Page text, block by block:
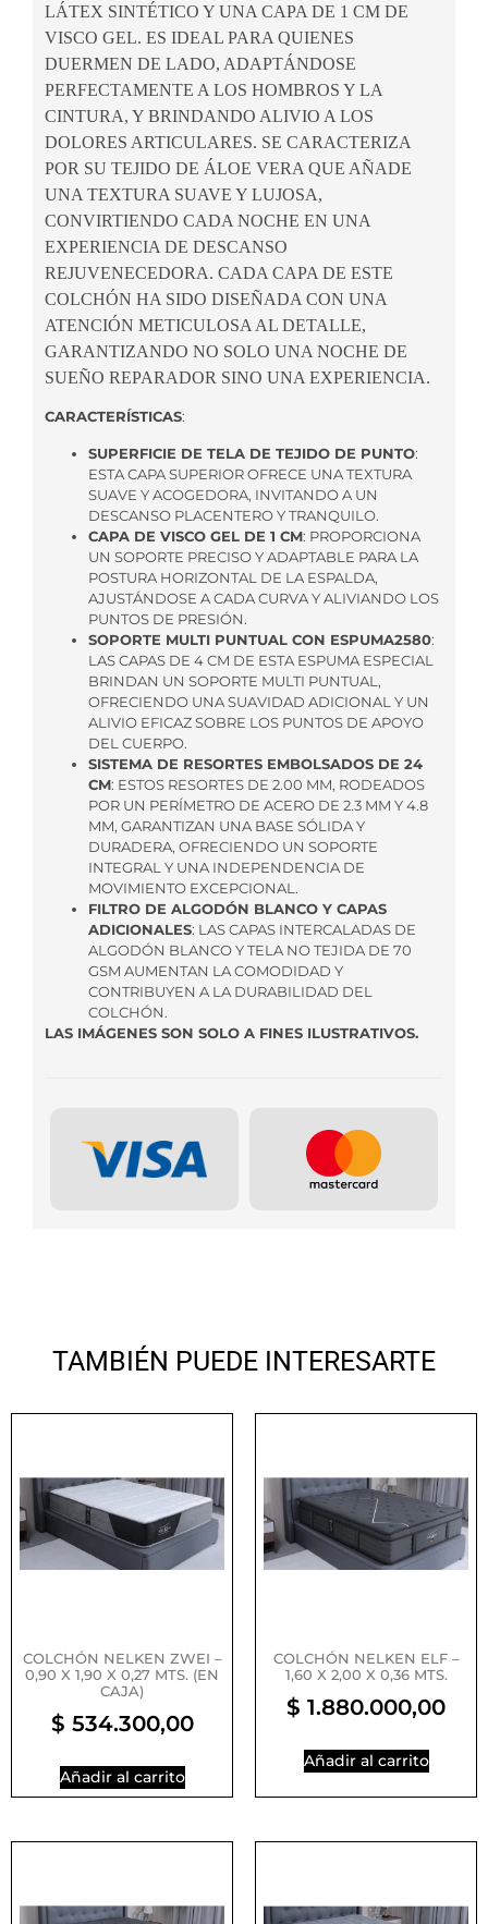
LÁTEX SINTÉTICO Y UNA CAPA DE 1 CM DE
VISCO GEL. ES IDEAL PARA QUIENES
DUERMEN DE LADO, ADAPTÁNDOSE
PERFECTAMENTE A LOS HOMBROS Y LA
CINTURA, Y BRINDANDO ALIVIO A LOS
DOLORES ARTICULARES. SE CARACTERIZA
POR SU TEJIDO DE ÁLOE VERA QUE AÑADE
UNA TEXTURA SUAVE Y LUJOSA,
CONVIRTIENDO CADA NOCHE EN UNA
EXPERIENCIA DE DESCANSO
REJUVENECEDORA. CADA CAPA DE ESTE
COLCHÓN HA SIDO DISEÑADA CON UNA
ATENCIÓN METICULOSA AL DETALLE,
GARANTIZANDO NO SOLO UNA NOCHE DE
SUEÑO REPARADOR SINO UNA EXPERIENCIA.
CARACTERÍSTICAS:
SUPERFICIE DE TELA DE TEJIDO DE PUNTO:
ESTA CAPA SUPERIOR OFRECE UNA TEXTURA
SUAVE Y ACOGEDORA, INVITANDO A UN
DESCANSO PLACENTERO Y TRANQUILO.
CAPA DE VISCO GEL DE 1 CM: PROPORCIONA
UN SOPORTE PRECISO Y ADAPTABLE PARA LA
POSTURA HORIZONTAL DE LA ESPALDA,
AJUSTÁNDOSE A CADA CURVA Y ALIVIANDO LOS
PUNTOS DE PRESIÓN.
SOPORTE MULTI PUNTUAL CON ESPUMA2580:
LAS CAPAS DE 4 CM DE ESTA ESPUMA ESPECIAL
BRINDAN UN SOPORTE MULTI PUNTUAL,
OFRECIENDO UNA SUAVIDAD ADICIONAL Y UN
ALIVIO EFICAZ SOBRE LOS PUNTOS DE APOYO
DEL CUERPO.
SISTEMA DE RESORTES EMBOLSADOS DE 24
CM: ESTOS RESORTES DE 2.00 MM, RODEADOS
POR UN PERÍMETRO DE ACERO DE 2.3 MM Y 4.8
MM, GARANTIZAN UNA BASE SÓLIDA Y
DURADERA, OFRECIENDO UN SOPORTE
INTEGRAL Y UNA INDEPENDENCIA DE
MOVIMIENTO EXCEPCIONAL.
FILTRO DE ALGODÓN BLANCO Y CAPAS
ADICIONALES: LAS CAPAS INTERCALADAS DE
ALGODÓN BLANCO Y TELA NO TEJIDA DE 70
GSM AUMENTAN LA COMODIDAD Y
CONTRIBUYEN A LA DURABILIDAD DEL
COLCHÓN.
LAS IMÁGENES SON SOLO A FINES ILUSTRATIVOS.
TAMBIÉN PUEDE INTERESARTE
COLCHÓN NELKEN ZWEI –
0,90 X 1,90 X 0,27 MTS. (EN
CAJA)
$ 534.300,00
Añadir al carrito
COLCHÓN NELKEN ELF –
1,60 X 2,00 X 0,36 MTS.
$ 1.880.000,00
Añadir al carrito